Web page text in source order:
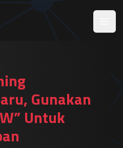
Gunakan
Untuk